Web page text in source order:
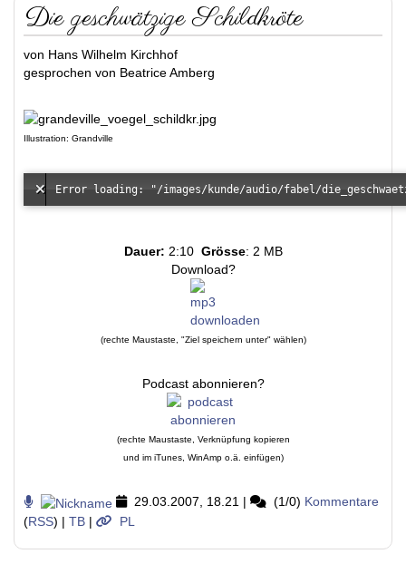
Die geschwätzige Schildkröte
von Hans Wilhelm Kirchhof
gesprochen von Beatrice Amberg
Illustration: Grandville
Dauer: 2:10 Grösse: 2 MB
Download?
(rechte Maustaste, "Ziel speichern unter" wählen)
Podcast abonnieren?
(rechte Maustaste, Verknüpfung kopieren
und im iTunes, WinAmp o.ä. einfügen)
29.03.2007, 18.21 | (1/0) Kommentare
(RSS) | TB | PL